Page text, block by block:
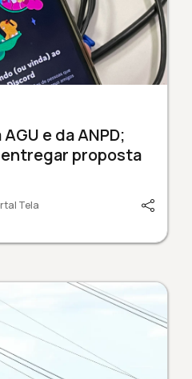
e da ANPD;
proposta
Tela